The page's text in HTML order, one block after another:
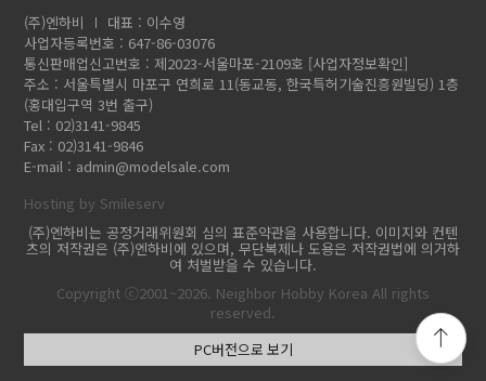
(주)엔하비
대표 : 이수영
사업자등록번호 : 647-86-03076
통신판매업신고번호 : 제2023-서울마포-2109호 [사업자정보확인]
주소 : 서울특별시 마포구 연희로 11(동교동, 한국특허기술진흥원빌딩) 1층
(홍대입구역 3번 출구)
Tel : 02)3141-9845
Fax : 02)3141-9846
E-mail : admin@modelsale.com
Hosting by Smileserv
(주)엔하비는 공정거래위원회 심의 표준약관을 사용합니다. 이미지와 컨텐
츠의 저작권은 (주)엔하비에 있으며, 무단복제나 도용은 저작권법에 의거하
여 처벌받을 수 있습니다.
Copyright ⓒ2001~2026. Neighbor Hobby Korea All rights
reserved.
PC버전으로 보기